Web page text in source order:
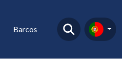
Barcos